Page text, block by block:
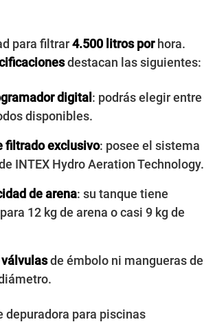
para filtrar4.500 litros porhora.
destacan las siguientes:
digital: podrás elegir entre
disponibles.
filtrado exclusivo: posee el sistema
INTEX Hydro Aeration Technology.
de arena: su tanque tiene
12 kg de arena o casi 9 kg de
de émbolo ni mangueras de
depuradora para piscinas